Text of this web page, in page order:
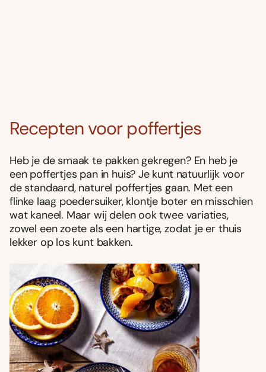
Recepten voor poffertjes
Heb je de smaak te pakken gekregen? En heb je
een poffertjes pan in huis? Je kunt natuurlijk voor
de standaard, naturel poffertjes gaan. Met een
flinke laag poedersuiker, klontje boter en misschien
wat kaneel. Maar wij delen ook twee variaties,
zowel een zoete als een hartige, zodat je er thuis
lekker op los kunt bakken.